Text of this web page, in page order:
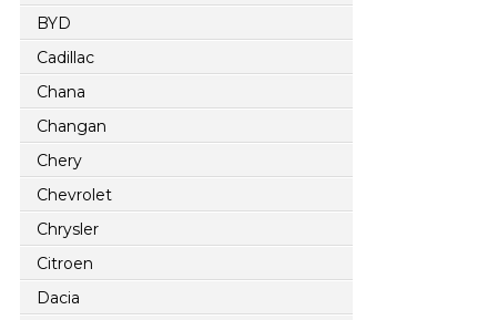
BYD
Cadillac
Chana
Changan
Chery
Chevrolet
Chrysler
Citroen
Dacia